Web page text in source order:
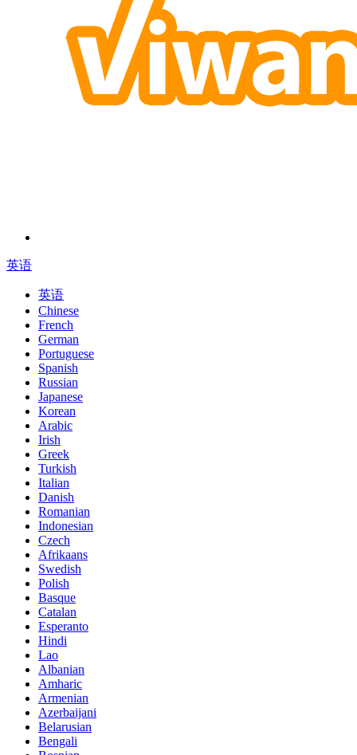
英语
英语
Chinese
French
German
Portuguese
Spanish
Russian
Japanese
Korean
Arabic
Irish
Greek
Turkish
Italian
Danish
Romanian
Indonesian
Czech
Afrikaans
Swedish
Polish
Basque
Catalan
Esperanto
Hindi
Lao
Albanian
Amharic
Armenian
Azerbaijani
Belarusian
Bengali